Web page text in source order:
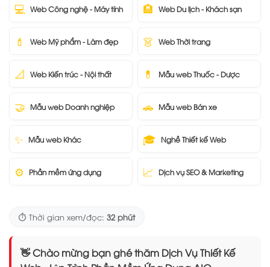
💻 Web Công nghệ - Máy tính 🏨 Web Du lịch - Khách sạn
💄 Web Mỹ phẩm - Làm đẹp 👗 Web Thời trang
📐 Web Kiến trúc - Nội thất 💊 Mẫu web Thuốc - Dược
🤝 Mẫu web Doanh nghiệp 🚗 Mẫu web Bán xe
✨ Mẫu web Khác 🎓 Nghề Thiết kế Web
⚙️ Phần mềm ứng dụng 📈 Dịch vụ SEO & Marketing
⏱️ Thời gian xem/đọc: 32 phút
👋 Chào mừng bạn ghé thăm Dịch Vụ Thiết Kế